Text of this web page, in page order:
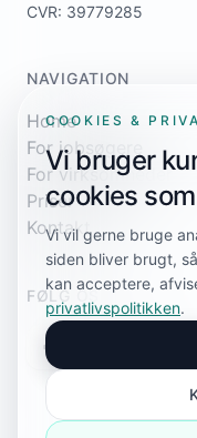
CVR: 39779285
NAVIGATION
Home
For jobsøgere
For virksomheder
Priser
Kontakt
FØLG OS
COOKIES &
Vi bruger
cookies
Vi vil gerne bruge
siden bliver brugt,
kan acceptere,
privatlivspolitikken.